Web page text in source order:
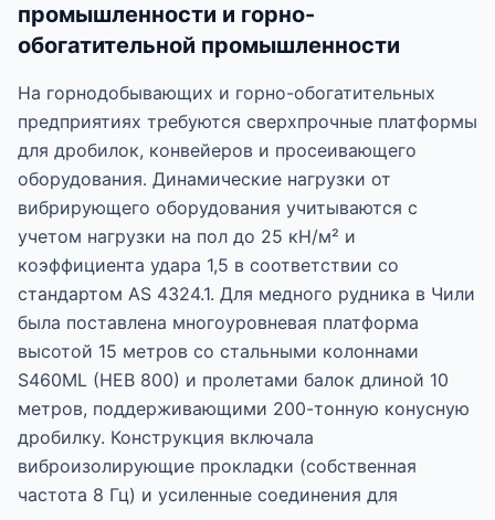
промышленности и горно-
обогатительной промышленности
На горнодобывающих и горно-обогатительных
предприятиях требуются сверхпрочные платформы
для дробилок, конвейеров и просеивающего
оборудования. Динамические нагрузки от
вибрирующего оборудования учитываются с
учетом нагрузки на пол до 25 кН/м² и
коэффициента удара 1,5 в соответствии со
стандартом AS 4324.1. Для медного рудника в Чили
была поставлена многоуровневая платформа
высотой 15 метров со стальными колоннами
S460ML (HEB 800) и пролетами балок длиной 10
метров, поддерживающими 200-тонную конусную
дробилку. Конструкция включала
виброизолирующие прокладки (собственная
частота 8 Гц) и усиленные соединения для